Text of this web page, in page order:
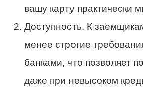
вашу карту практически
Доступность. К
менее строгие
банками, что позволяет
даже при невысоком